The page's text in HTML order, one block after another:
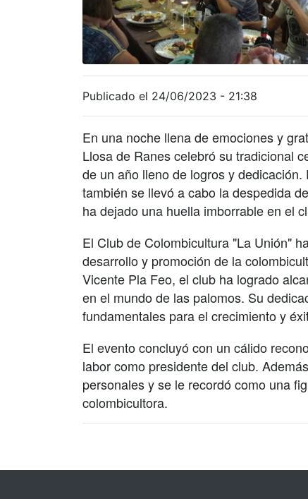
Publicado el 24/06/2023 - 21:38
En una noche llena de emociones y
Llosa de Ranes celebró su tradicional
de un año lleno de logros y
también se llevó a cabo la despedida
ha dejado una huella imborrable en el
El Club de Colombicultura "La Unión"
desarrollo y promoción de la
Vicente Pla Feo, el club ha logrado
en el mundo de las palomos. Su
fundamentales para el crecimiento y
El evento concluyó con un cálido
labor como presidente del club.
personales y se le recordó como una
colombicultora.